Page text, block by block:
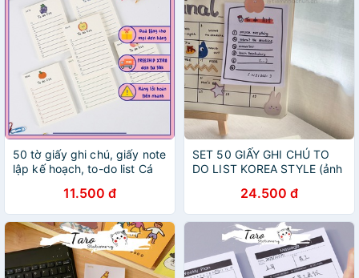
50 tờ giấy ghi chú, giấy note
lập kế hoạch, to-do list Cá
11.500 đ
SET 50 GIẤY GHI CHÚ TO
DO LIST KOREA STYLE (ảnh
24.500 đ